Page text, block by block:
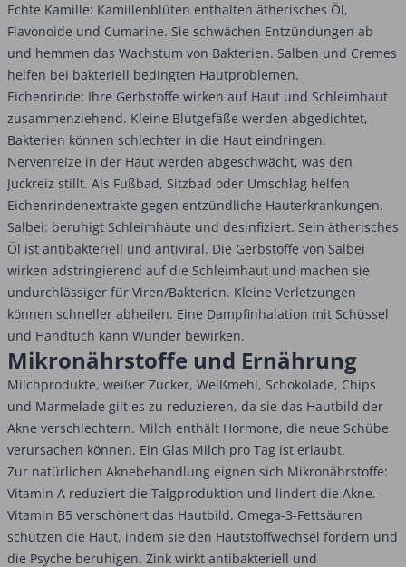
Echte Kamille: Kamillenblüten enthalten ätherisches Öl,
Flavonoide und Cumarine. Sie schwächen Entzündungen ab
und hemmen das Wachstum von Bakterien. Salben und Cremes
helfen bei bakteriell bedingten Hautproblemen.
Eichenrinde: Ihre Gerbstoffe wirken auf Haut und Schleimhaut
zusammenziehend. Kleine Blutgefäße werden abgedichtet,
Bakterien können schlechter in die Haut eindringen.
Nervenreize in der Haut werden abgeschwächt, was den
Juckreiz stillt. Als Fußbad, Sitzbad oder Umschlag helfen
Eichenrindenextrakte gegen entzündliche Hauterkrankungen.
Salbei: beruhigt Schleimhäute und desinfiziert. Sein ätherisches
Öl ist antibakteriell und antiviral. Die Gerbstoffe von Salbei
wirken adstringierend auf die Schleimhaut und machen sie
undurchlässiger für Viren/Bakterien. Kleine Verletzungen
können schneller abheilen. Eine Dampfinhalation mit Schüssel
und Handtuch kann Wunder bewirken.
Mikronährstoffe und Ernährung
Milchprodukte, weißer Zucker, Weißmehl, Schokolade, Chips
und Marmelade gilt es zu reduzieren, da sie das Hautbild der
Akne verschlechtern. Milch enthält Hormone, die neue Schübe
verursachen können. Ein Glas Milch pro Tag ist erlaubt.
Zur natürlichen Aknebehandlung eignen sich Mikronährstoffe:
Vitamin A reduziert die Talgproduktion und lindert die Akne.
Vitamin B5 verschönert das Hautbild. Omega-3-Fettsäuren
schützen die Haut, indem sie den Hautstoffwechsel fördern und
die Psyche beruhigen. Zink wirkt antibakteriell und